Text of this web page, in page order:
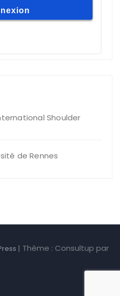
Shoulder
de Rennes
| Thème : Consultup par